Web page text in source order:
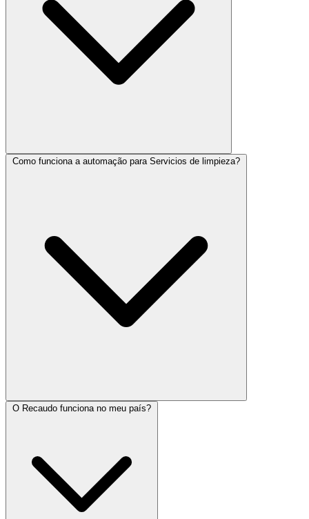
Como funciona a automação para Servicios de limpieza?
O Recaudo funciona no meu país?